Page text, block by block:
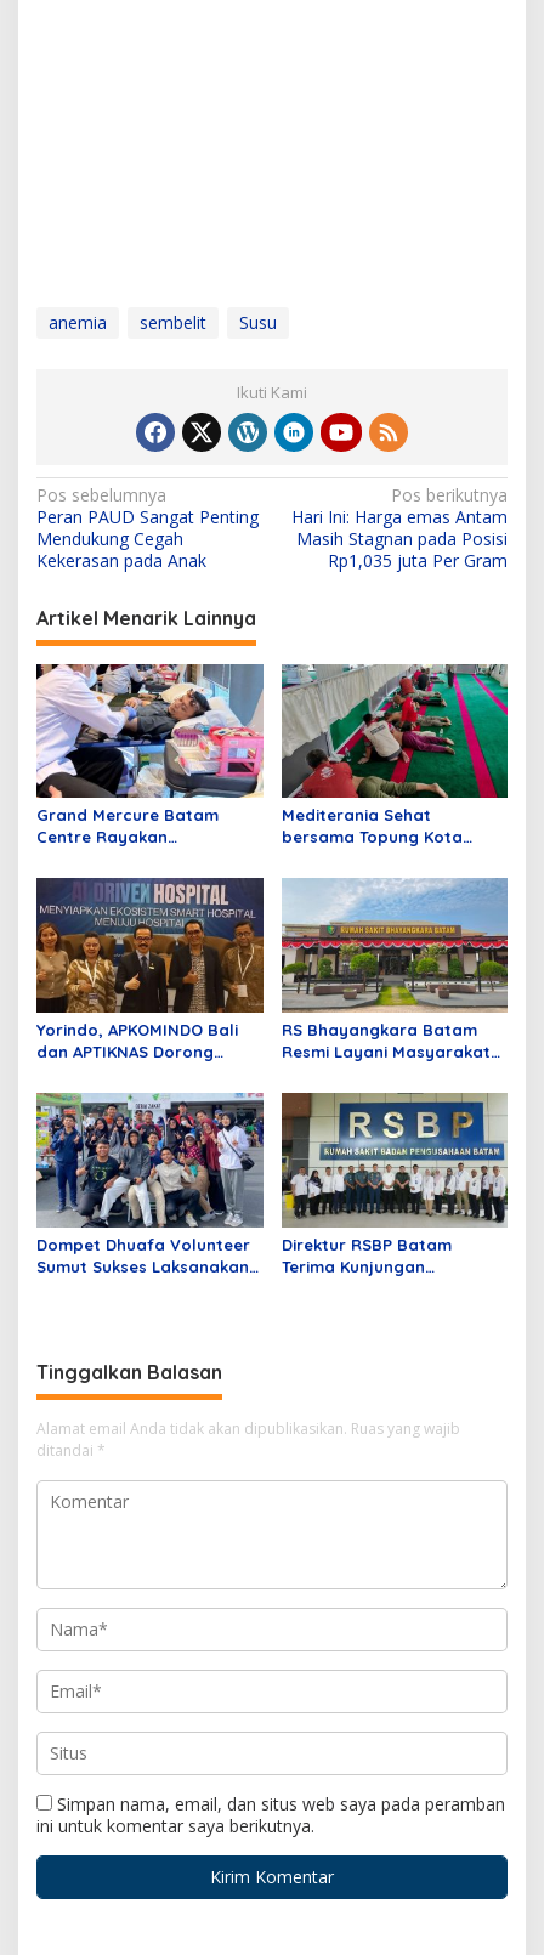
anemia sembelit Susu
Ikuti Kami
N
a
v
i
g
a
s
i
p
o
s
Pos sebelumnya
Peran PAUD Sangat Penting
Mendukung Cegah
Kekerasan pada Anak
Pos berikutnya
Hari Ini: Harga emas Antam
Masih Stagnan pada Posisi
Rp1,035 juta Per Gram
Artikel Menarik Lainnya
Grand Mercure Batam
Centre Rayakan
dengan Aksi Donor Darah,
Kumpulkan 40 Kantong
Darah
Mediterania Sehat
bersama Topung Kota
Yorindo, APKOMINDO Bali
dan APTIKNAS Dorong
Sakit dengan Fondasi
Regulasi; Infrastruktur dan
AI yang Aman
RS Bhayangkara Batam
Resmi Layani Masyarakat
Lengkap
Dompet Dhuafa Volunteer
Sumut Sukses Laksanakan
Direktur RSBP Batam
Terima Kunjungan
Tinggalkan Balasan
Alamat email Anda tidak akan dipublikasikan. Ruas yang wajib
ditandai *
Simpan nama, email, dan situs web saya pada peramban
ini untuk komentar saya berikutnya.